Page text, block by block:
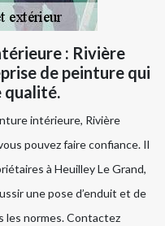
: Rivière
de peinture qui
qualité.
intérieure, Rivière
pouvez faire confiance. Il
à Heuilley Le Grand,
une pose d’enduit et de
les normes. Contactez